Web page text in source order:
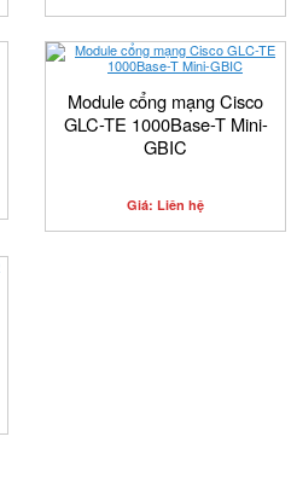
Module cổng mạng Cisco
GLC-TE 1000Base-T Mini-
GBIC
Giá: Liên hệ